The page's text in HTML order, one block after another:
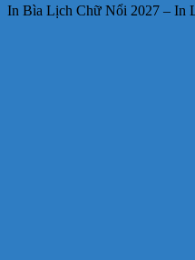
In Bìa Lịch Chữ Nổi 2027 – In